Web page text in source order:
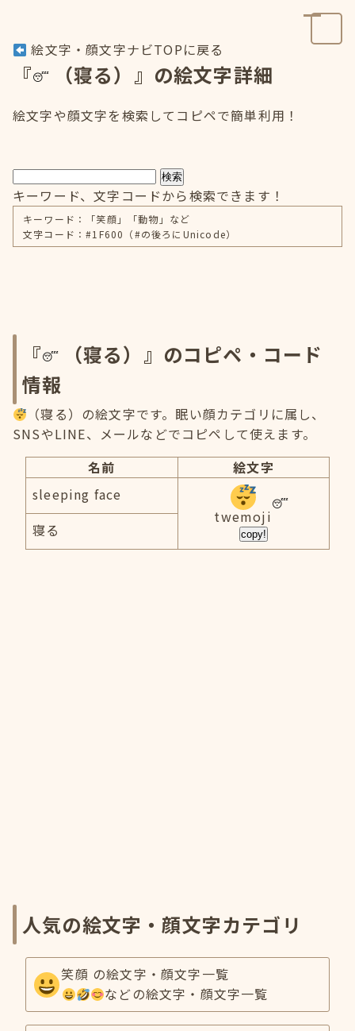
絵文字・顔文字ナビTOPに戻る
『 （寝る）』の絵文字詳細
絵文字や顔文字を検索してコピペで簡単利用！
検索
キーワード、文字コードから検索できます！
キーワード：「笑顔」「動物」など
文字コード：#1F600（#の後ろにUnicode）
『
（寝る）』のコピペ・コード
情報
（寝る）の絵文字です。眠い顔カテゴリに属し、
SNSやLINE、メールなどでコピペして使えます。
名前
絵文字
sleeping face
twemoji
copy!
寝る
人気の絵文字・顔文字カテゴリ
笑顔 の絵文字・顔文字一覧
などの絵文字・顔文字一覧